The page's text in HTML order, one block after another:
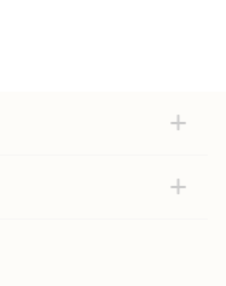
+
+